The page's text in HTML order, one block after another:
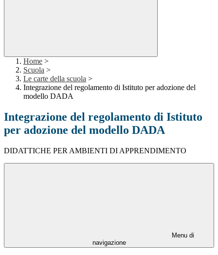
Home >
Scuola >
Le carte della scuola >
Integrazione del regolamento di Istituto per adozione del
modello DADA
Integrazione del regolamento di Istituto
per adozione del modello DADA
DIDATTICHE PER AMBIENTI DI APPRENDIMENTO
Menu di
navigazione